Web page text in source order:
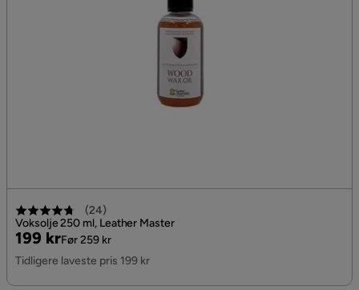
(24)
Voksolje 250 ml, Leather Master
Pris
199 kr
Original
Pris
Før 259 kr
Tidligere laveste pris 199 kr